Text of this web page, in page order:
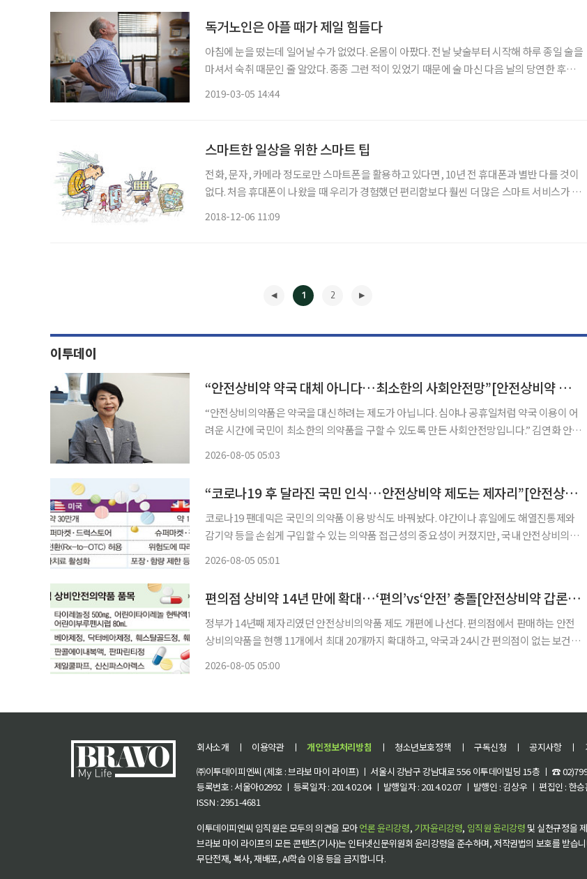
독거노인은 아플 때가 제일 힘들다
아침에 눈을 떴는데 일어날 수가 없었다. 온몸이 아팠다. 전날 낮술부터 시작해 하루 종일 술을
마셔서 숙취 때문인 줄 알았다. 종종 그런 적이 있었기 때문에 술 마신 다음 날의 당연한 후유
2019-03-05 14:44
스마트한 일상을 위한 스마트 팁
전화, 문자, 카메라 정도로만 스마트폰을 활용하고 있다면, 10년 전 휴대폰과 별반 다를 것이
없다. 처음 휴대폰이 나왔을 때 우리가 경험했던 편리함보다 훨씬 더 많은 스마트 서비스가 넘
2018-12-06 11:09
1 2
이투데이
“안전상비약 약국 대체 아니다…최소한의 사회안전망”[안전상비약 갑론을박③]
“안전상비의약품은 약국을 대신하려는 제도가 아닙니다. 심야나 공휴일처럼 약국 이용이 어
려운 시간에 국민이 최소한의 의약품을 구할 수 있도록 만든 사회안전망입니다.” 김연화 안전
2026-08-05 05:03
“코로나19 후 달라진 국민 인식…안전상비약 제도는 제자리”[안전상비약 갑론을박②]
코로나19 팬데믹은 국민의 의약품 이용 방식도 바꿔놨다. 야간이나 휴일에도 해열진통제와
감기약 등을 손쉽게 구입할 수 있는 의약품 접근성의 중요성이 커졌지만, 국내 안전상비의약
2026-08-05 05:01
편의점 상비약 14년 만에 확대…‘편의’vs‘안전’ 충돌[안전상비약 갑론을박①]
정부가 14년째 제자리였던 안전상비의약품 제도 개편에 나선다. 편의점에서 판매하는 안전
상비의약품을 현행 11개에서 최대 20개까지 확대하고, 약국과 24시간 편의점이 없는 보건의
2026-08-05 05:00
회사소개 ㅣ 이용약관 ㅣ 개인정보처리방침 ㅣ 청소년보호정책 ㅣ 구독신청 ㅣ 공지사항 ㅣ
㈜이투데이피엔씨 (제호 : 브라보 마이 라이프) ㅣ 서울시 강남구 강남대로 556 이투데이빌딩 15층 ㅣ ☎
등록번호 : 서울아02992 ㅣ 등록일자 : 2014.02.04 ㅣ 발행일자 : 2014.02.07 ㅣ 발행인 : 김상우 ㅣ 편집인 : 한
ISSN : 2951-4681
이투데이피엔씨 임직원은 모두의 의견을 모아언론 윤리강령, 기자윤리강령, 임직원 윤리강령 및 실천규정을
브라보 마이 라이프의 모든 콘텐츠(기사)는 인터넷신문위원회 윤리강령을 준수하며, 저작권법의 보호를 받습
무단전재, 복사, 재배포, AI학습 이용 등을 금지합니다.